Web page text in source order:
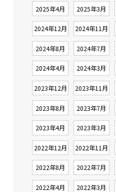
2025年4月 2025年3月
2024年12月 2024年11月
2024年8月 2024年7月
2024年4月 2024年3月
2023年12月 2023年11月
2023年8月 2023年7月
2023年4月 2023年3月
2022年12月 2022年11月
2022年8月 2022年7月
2022年4月 2022年3月